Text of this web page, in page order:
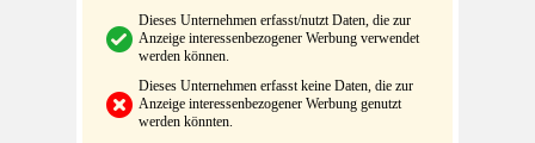
Dieses Unternehmen erfasst/nutzt Daten, die zur
Anzeige interessenbezogener Werbung verwendet
werden können.
Dieses Unternehmen erfasst keine Daten, die zur
Anzeige interessenbezogener Werbung genutzt
werden könnten.